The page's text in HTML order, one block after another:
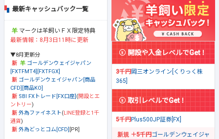
最新キャッシュバック一覧
マークは羊飼いＦＸ限定特典
最新情報：8月3日11時に更新
▼8月更新分
ゴールデンウェイジャパン
[FXTFMT4][FXTFGX]
ゴールデンウェイジャパン[商品
CFD][商品KO]
SBI FXトレード[FX口座] (開設とエ
ントリー)
外為ファイネスト(LINE登録と1千
通貨)
外為どっとコム[CFD] [PR]
開設や入金レベルでGet！
3千円岡三オンライン[くりっく株
365]
取引レベルでGet！
5千円Plus500JP証券[FX]
＋5千円ゴールデンウェイジャ